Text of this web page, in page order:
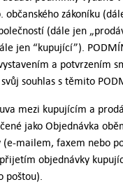
občanského zákoníku
(dále jen
jen “kupující”).
a potvrzením
souhlas s těmito
mezi kupujícím a
jako Objednávka
(e-mailem, faxem nebo
objednávky
poštou).